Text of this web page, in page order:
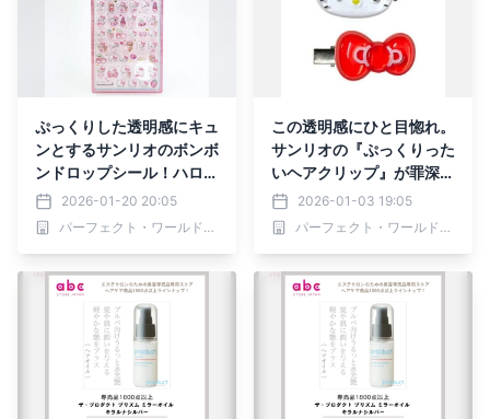
ぷっくりした透明感にキュ
ンとするサンリオのボンボ
ンドロップシール！ハロー
キティやマイメロディたち
がカワイイ指先サイズに。
2026-01-20 20:05
パーフェクト・ワールド株式会社
この透明感にひと目惚れ。
サンリオの『ぷっくりった
いヘアクリップ』が罪深い
レベルで可愛すぎる！
2026-01-03 19:05
パーフェクト・ワールド株式会社